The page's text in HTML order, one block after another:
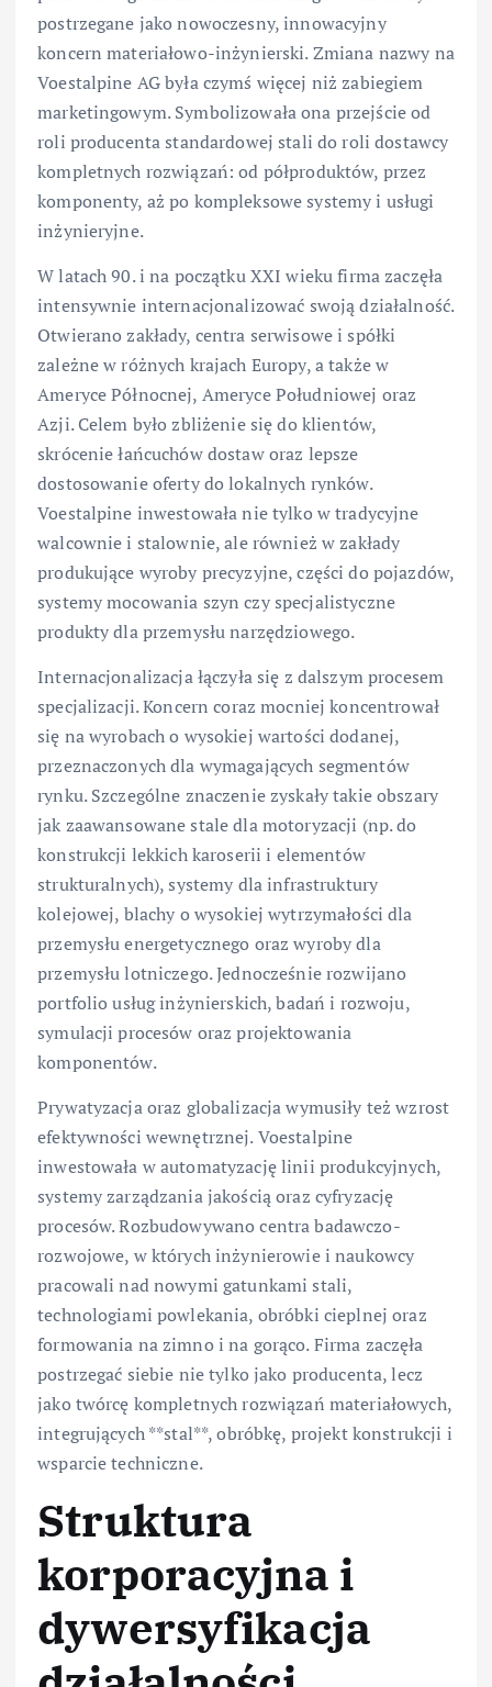
postrzegane jako nowoczesny, innowacyjny
koncern materiałowo-inżynierski. Zmiana nazwy na
Voestalpine AG była czymś więcej niż zabiegiem
marketingowym. Symbolizowała ona przejście od
roli producenta standardowej stali do roli dostawcy
kompletnych rozwiązań: od półproduktów, przez
komponenty, aż po kompleksowe systemy i usługi
inżynieryjne.
W latach 90. i na początku XXI wieku firma zaczęła
intensywnie internacjonalizować swoją działalność.
Otwierano zakłady, centra serwisowe i spółki
zależne w różnych krajach Europy, a także w
Ameryce Północnej, Ameryce Południowej oraz
Azji. Celem było zbliżenie się do klientów,
skrócenie łańcuchów dostaw oraz lepsze
dostosowanie oferty do lokalnych rynków.
Voestalpine inwestowała nie tylko w tradycyjne
walcownie i stalownie, ale również w zakłady
produkujące wyroby precyzyjne, części do pojazdów,
systemy mocowania szyn czy specjalistyczne
produkty dla przemysłu narzędziowego.
Internacjonalizacja łączyła się z dalszym procesem
specjalizacji. Koncern coraz mocniej koncentrował
się na wyrobach o wysokiej wartości dodanej,
przeznaczonych dla wymagających segmentów
rynku. Szczególne znaczenie zyskały takie obszary
jak zaawansowane stale dla motoryzacji (np. do
konstrukcji lekkich karoserii i elementów
strukturalnych), systemy dla infrastruktury
kolejowej, blachy o wysokiej wytrzymałości dla
przemysłu energetycznego oraz wyroby dla
przemysłu lotniczego. Jednocześnie rozwijano
portfolio usług inżynierskich, badań i rozwoju,
symulacji procesów oraz projektowania
komponentów.
Prywatyzacja oraz globalizacja wymusiły też wzrost
efektywności wewnętrznej. Voestalpine
inwestowała w automatyzację linii produkcyjnych,
systemy zarządzania jakością oraz cyfryzację
procesów. Rozbudowywano centra badawczo-
rozwojowe, w których inżynierowie i naukowcy
pracowali nad nowymi gatunkami stali,
technologiami powlekania, obróbki cieplnej oraz
formowania na zimno i na gorąco. Firma zaczęła
postrzegać siebie nie tylko jako producenta, lecz
jako twórcę kompletnych rozwiązań materiałowych,
integrujących **stal**, obróbkę, projekt konstrukcji i
wsparcie techniczne.
Struktura
korporacyjna i
dywersyfikacja